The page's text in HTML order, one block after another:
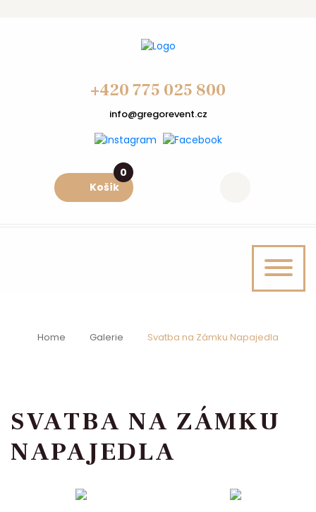
+420 775 025 800
info@gregorevent.cz
Košík
0
Home Galerie Svatba na Zámku Napajedla
SVATBA NA ZÁMKU
NAPAJEDLA